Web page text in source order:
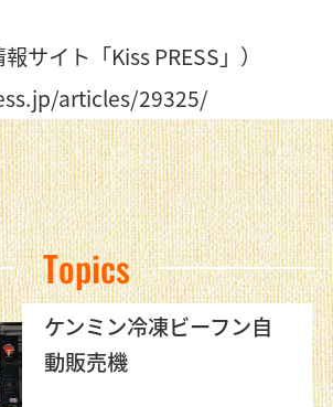
サイト「Kiss PRESS」）
articles/29325/
Topics
ケンミン冷凍ビーフン自
動販売機